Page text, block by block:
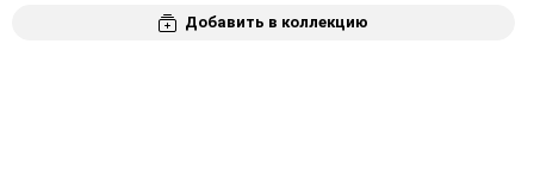
Добавить в коллекцию